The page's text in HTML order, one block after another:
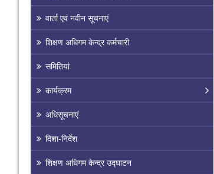
वार्ता एवं नवीन सूचनाएं
शिक्षण अधिगम केन्द्र कर्मचारी
समितियां
कार्यक्रम
अधिसूचनाएं
दिशा-निर्देश
शिक्षण अधिगम केन्द्र उद्घाटन